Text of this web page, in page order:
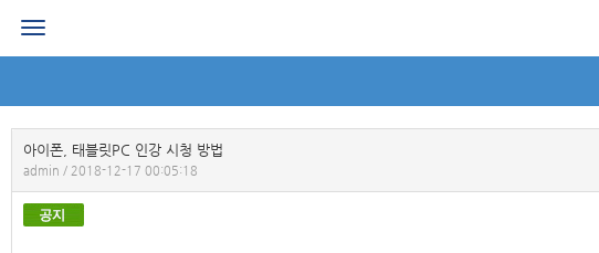
회원가입
공지사항
나의 강의실
아이폰, 태블릿PC 인강 시청 방법
admin / 2018-12-17 00:05:18